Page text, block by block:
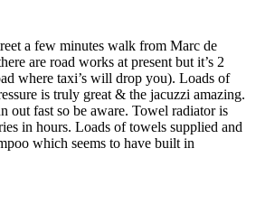
a few minutes walk from Marc de
are road works at present but it’s 2
where taxi’s will drop you). Loads of
is truly great & the jacuzzi amazing.
out fast so be aware. Towel radiator is
in hours. Loads of towels supplied and
which seems to have built in